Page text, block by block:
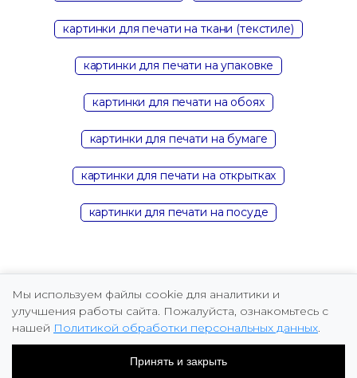
картинки для печати на ткани (текстиле)
картинки для печати на упаковке
картинки для печати на обоях
картинки для печати на бумаге
картинки для печати на открытках
картинки для печати на посуде
Copyright © 2026 Marina Fomicheva
Мы используем файлы cookie для аналитики и
улучшения работы сайта. Пожалуйста, ознакомьтесь с
нашей Политикой обработки персональных данных.
Принять и закрыть